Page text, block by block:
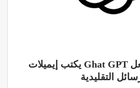
7 أوامر ذكية تجعل Ghat GPT يكتب إيميلات
التقليدية